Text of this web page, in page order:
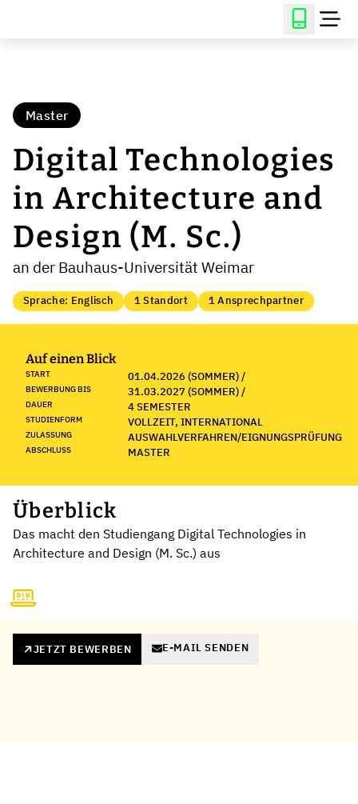
Master
Digital Technologies
in Architecture and
Design (M. Sc.)
an der Bauhaus-Universität Weimar
Sprache: Englisch 1 Standort 1 Ansprechpartner
Auf einen Blick
START 01.04.2026 (SOMMER) /
BEWERBUNG BIS 31.03.2027 (SOMMER) /
DAUER 4 SEMESTER
STUDIENFORM VOLLZEIT, INTERNATIONAL
ZULASSUNG AUSWAHLVERFAHREN/EIGNUNGSPRÜFUNG
ABSCHLUSS MASTER
Überblick
Das macht den Studiengang Digital Technologies in
Architecture and Design (M. Sc.) aus
JETZT BEWERBEN E-MAIL SENDEN